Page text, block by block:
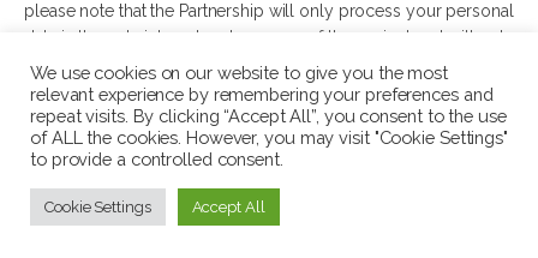
please note that the Partnership will only process your personal
data in the sole interest and purpose of the project and without
any prejudice to your rights.
© 2026 Wellbeing in Diverse Youth Communities. All rights
reserved.
We use cookies on our website to give you the most
relevant experience by remembering your preferences and
repeat visits. By clicking “Accept All”, you consent to the use
of ALL the cookies. However, you may visit "Cookie Settings"
to provide a controlled consent.
Cookie Settings Accept All